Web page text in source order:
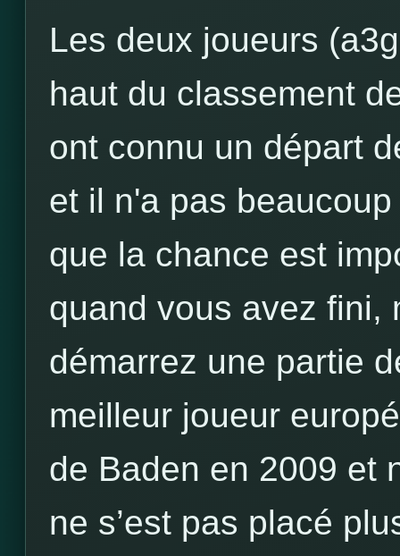
Les deux joueurs
haut du classement
ont connu un départ
et il n'a pas
que la chance est
quand vous avez fini,
démarrez une partie
meilleur joueur
de Baden en 2009 et
ne s’est pas placé